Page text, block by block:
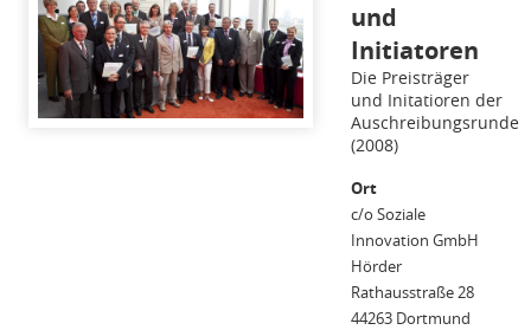
und
Initiatoren
Die Preisträger
und Initatioren der
Auschreibungsrunde
(2008)
Ort
c/o Soziale
Innovation GmbH
Hörder
Rathausstraße 28
44263 Dortmund